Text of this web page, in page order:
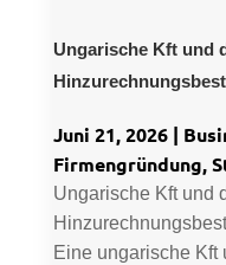
Ungarische Kft und
Juni 21, 2026|
Firmengründung,
Ungarische Kft und
Eine ungarische